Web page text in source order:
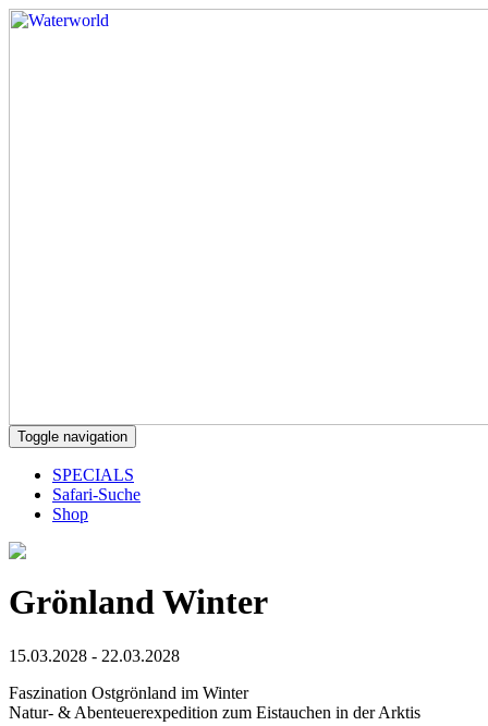
Toggle navigation
SPECIALS
Safari-Suche
Shop
Grönland Winter
15.03.2028 - 22.03.2028
Faszination Ostgrönland im Winter
Natur- & Abenteuerexpedition zum Eistauchen in der Arktis